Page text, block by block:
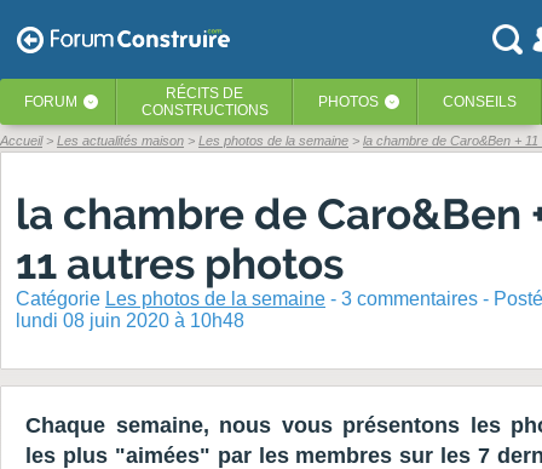
FORUM ‹ RÉCITS DE
CONSTRUCTIONS
PHOTOS ‹ CONSEILS
Accueil Les actualités maison Les photos de la semaine la chambre de Caro&Ben +
la chambre de Caro&Ben
11 autres photos
Catégorie Les photos de la semaine - 3 commentaires -
lundi 08 juin 2020 à 10h48
Chaque semaine, nous vous présentons les
les plus "aimées" par les membres sur les 7